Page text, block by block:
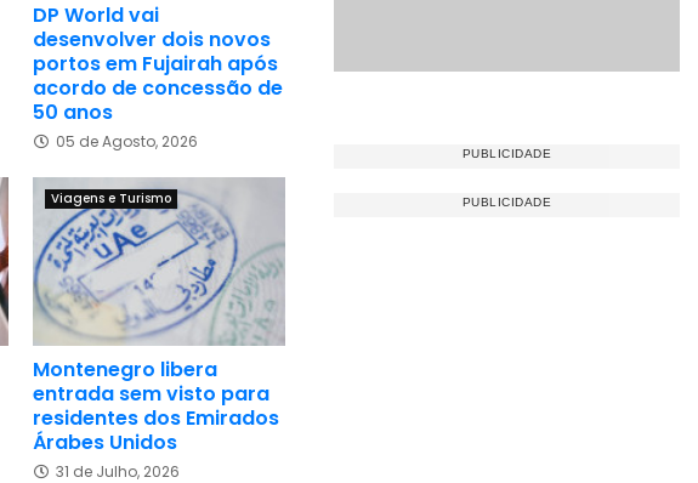
DP World vai
desenvolver dois novos
portos em Fujairah após
acordo de concessão de
50 anos
05 de Agosto, 2026
Viagens e Turismo
Montenegro libera
entrada sem visto para
residentes dos Emirados
Árabes Unidos
31 de Julho, 2026